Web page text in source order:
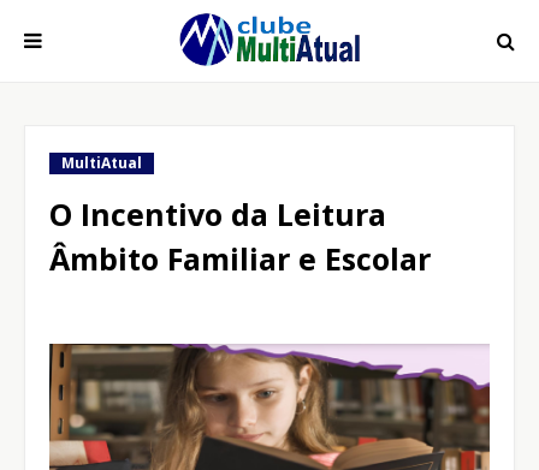
MultiAtual
O Incentivo da Leitura
Âmbito Familiar e Escolar